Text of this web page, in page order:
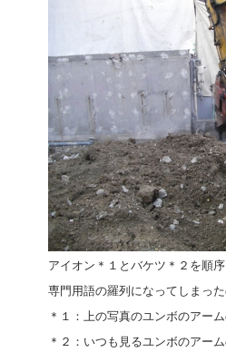
アイオン＊１とバケツ＊２を順
専門用語の羅列になってしまっ
＊１：上の写真のユンボのアー
＊２：いつも見るユンボのアー